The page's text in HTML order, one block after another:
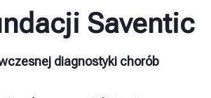
Saventic
diagnostyki chorób